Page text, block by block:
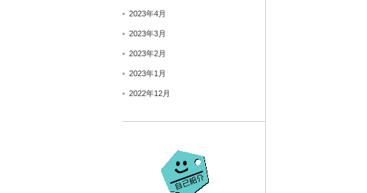
2023年4月
2023年3月
2023年2月
2023年1月
2022年12月